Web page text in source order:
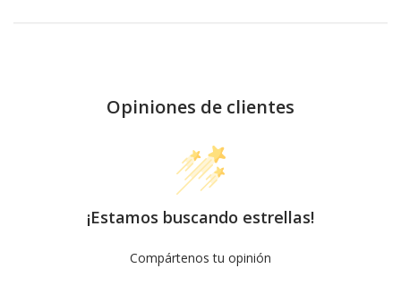
Opiniones de clientes
¡Estamos buscando estrellas!
Compártenos tu opinión